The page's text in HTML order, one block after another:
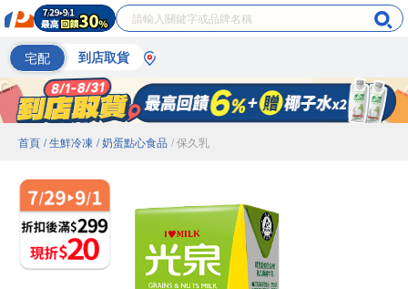
宅配 到店取貨
首頁 / 生鮮冷凍 / 奶蛋點心食品 / 保久乳